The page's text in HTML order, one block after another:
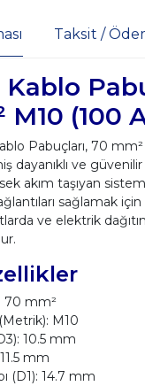
Taksit /
M10 (100
Pabuçları, 70
dayanıklı ve güvenilir
akım taşıyan
sağlamak
ve elektrik
70 mm²
M10
10.5 mm
mm
(D1): 14.7 mm